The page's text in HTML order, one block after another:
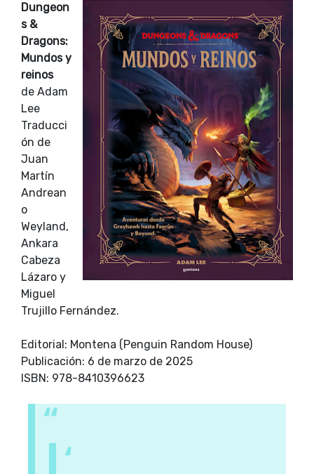
Dungeon
s &
Dragons:
Mundos y
reinos
de Adam
Lee
Traducci
ón de
Juan
Martín
Andrean
o
Weyland,
Ankara
Cabeza
Lázaro y
Miguel
Trujillo Fernández.
Editorial: Montena (Penguin Random House)
Publicación: 6 de marzo de 2025
ISBN: 978-8410396623